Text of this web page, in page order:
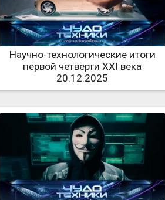
Научно-технологические итоги
первой четверти XXI века
20.12.2025